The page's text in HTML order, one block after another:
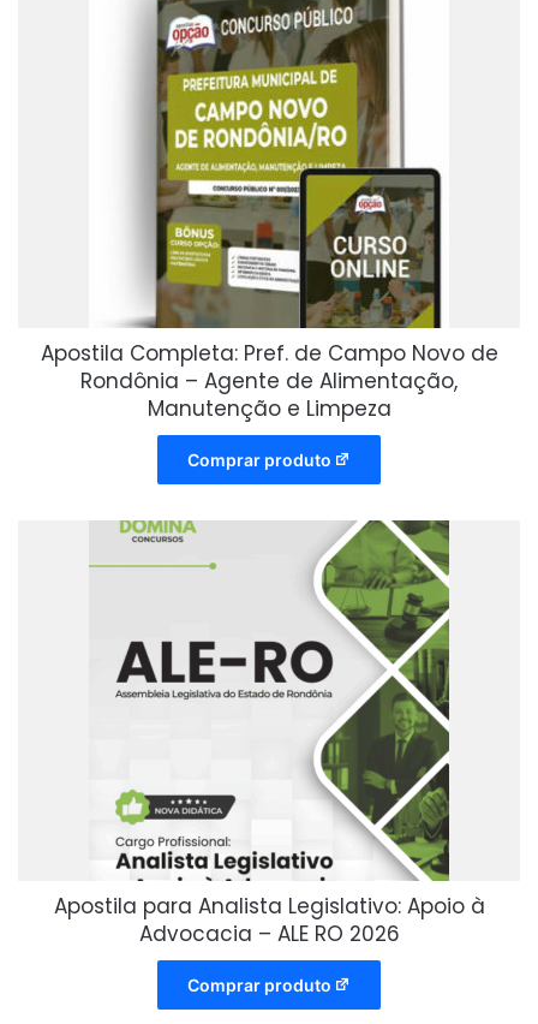
Apostila Completa: Pref. de Campo Novo de
Rondônia – Agente de Alimentação,
Manutenção e Limpeza
Comprar produto
Apostila para Analista Legislativo: Apoio à
Advocacia – ALE RO 2026
Comprar produto